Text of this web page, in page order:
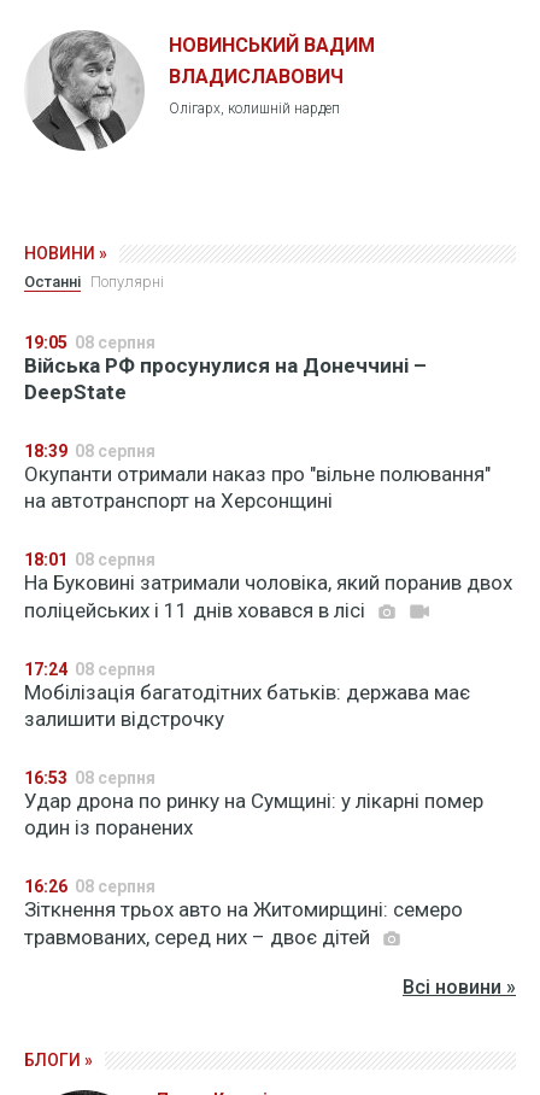
НОВИНСЬКИЙ ВАДИМ
ВЛАДИСЛАВОВИЧ
Олігарх, колишній нардеп
НОВИНИ »
Останні Популярні
19:05 08 серпня
Війська РФ просунулися на Донеччині –
DeepState
18:39 08 серпня
Окупанти отримали наказ про "вільне полювання"
на автотранспорт на Херсонщині
18:01 08 серпня
На Буковині затримали чоловіка, який поранив двох
поліцейських і 11 днів ховався в лісі
17:24 08 серпня
Мобілізація багатодітних батьків: держава має
залишити відстрочку
16:53 08 серпня
Удар дрона по ринку на Сумщині: у лікарні помер
один із поранених
16:26 08 серпня
Зіткнення трьох авто на Житомирщині: семеро
травмованих, серед них – двоє дітей
Всі новини »
БЛОГИ »